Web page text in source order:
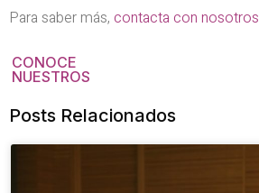
Para saber más, contacta con nosotros
CONOCE
NUESTROS
Posts Relacionados